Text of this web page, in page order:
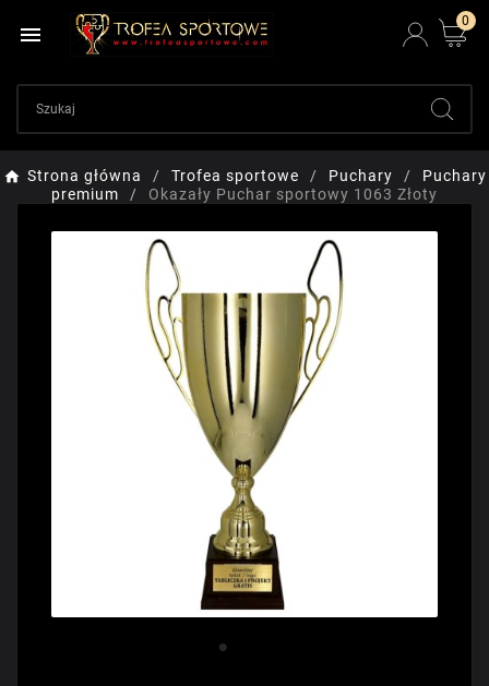

0
Strona główna Trofea sportowe Puchary
Puchary
premium
Okazały Puchar sportowy 1063 Złoty